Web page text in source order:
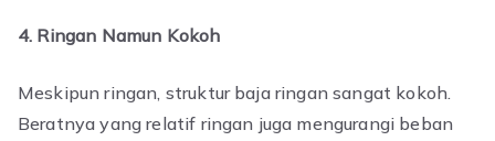
4. Ringan Namun Kokoh
Meskipun ringan, struktur baja ringan sangat kokoh.
Beratnya yang relatif ringan juga mengurangi beban